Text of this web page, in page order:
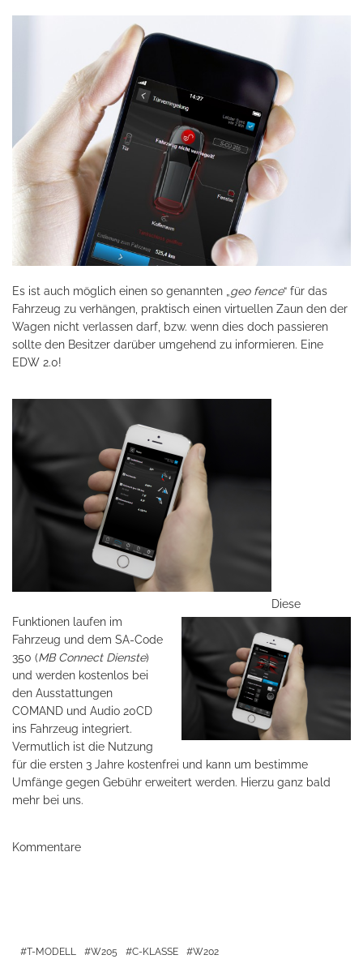
Es ist auch möglich einen so genannten „geo fence“ für das
Fahrzeug zu verhängen, praktisch einen virtuellen Zaun den der
Wagen nicht verlassen darf, bzw. wenn dies doch passieren
sollte den Besitzer darüber umgehend zu informieren. Eine
EDW 2.0!
Diese
Funktionen laufen im
Fahrzeug und dem SA-Code
350 (MB Connect Dienste)
und werden kostenlos bei
den Ausstattungen
COMAND und Audio 20CD
ins Fahrzeug integriert.
Vermutlich ist die Nutzung
für die ersten 3 Jahre kostenfrei und kann um bestimme
Umfänge gegen Gebühr erweitert werden. Hierzu ganz bald
mehr bei uns.
Kommentare
T-MODELL W205 C-KLASSE W202